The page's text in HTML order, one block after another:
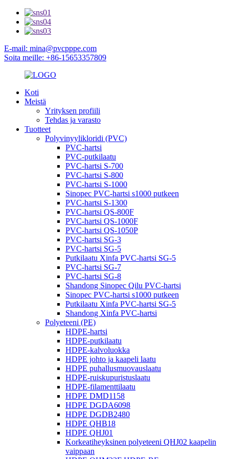
E-mail: mina@pvcpppe.com
Soita meille: +86-15653357809
Koti
Meistä
Yrityksen profiili
Tehdas ja varasto
Tuotteet
Polyvinyylikloridi (PVC)
PVC-hartsi
PVC-putkilaatu
PVC-hartsi S-700
PVC-hartsi S-800
PVC-hartsi S-1000
Sinopec PVC-hartsi s1000 putkeen
PVC-hartsi S-1300
PVC-hartsi QS-800F
PVC-hartsi QS-1000F
PVC-hartsi QS-1050P
PVC-hartsi SG-3
PVC-hartsi SG-5
Putkilaatu Xinfa PVC-hartsi SG-5
PVC-hartsi SG-7
PVC-hartsi SG-8
Shandong Sinopec Qilu PVC-hartsi
Sinopec PVC-hartsi s1000 putkeen
Putkilaatu Xinfa PVC-hartsi SG-5
Shandong Xinfa PVC-hartsi
Polyeteeni (PE)
HDPE-hartsi
HDPE-putkilaatu
HDPE-kalvoluokka
HDPE johto ja kaapeli laatu
HDPE puhallusmuovauslaatu
HDPE-ruiskupuristuslaatu
HDPE-filamenttilaatu
HDPE DMD1158
HDPE DGDA6098
HDPE DGDB2480
HDPE QHB18
HDPE QHJ01
Korkeatiheyksinen polyeteeni QHJ02 kaapelin
vaippaan